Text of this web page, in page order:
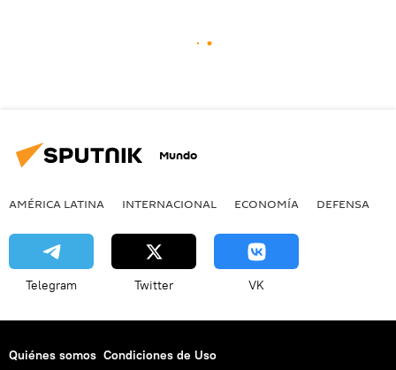
Mundo
AMÉRICA LATINA INTERNACIONAL ECONOMÍA DEFENSA
Telegram Twitter VK
Quiénes somos Condiciones de Uso